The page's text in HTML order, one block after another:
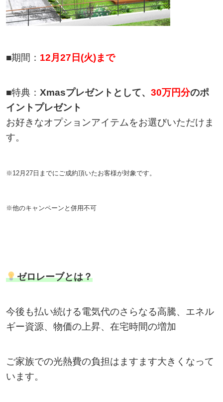
■期間： 12月27日 (火)まで
■特典： Xmasプレゼントとして、 30万円分のポ
イントプレゼント
お好きなオプションアイテムをお選びいただけま
す。
※12月27日までにご成約頂いたお客様が対象です。
※他のキャンペーンと併用不可
ゼロレーブとは？
今後も払い続ける電気代のさらなる高騰、エネル
ギー資源、物価の上昇、在宅時間の増加
ご家族での光熱費の負担はますます大きくなって
います。